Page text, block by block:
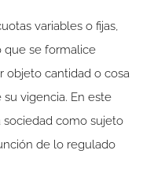
variables o fijas,
se formalice
objeto cantidad o cosa
vigencia. En este
sociedad como sujeto
de lo regulado